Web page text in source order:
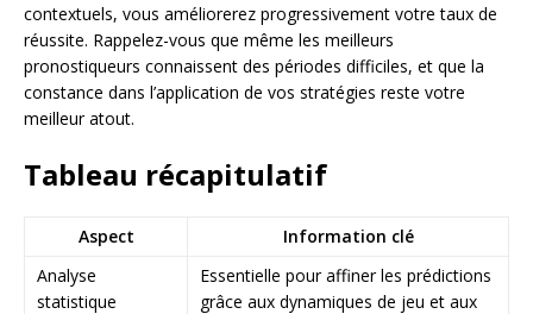
contextuels, vous améliorerez progressivement votre taux de
réussite. Rappelez-vous que même les meilleurs
pronostiqueurs connaissent des périodes difficiles, et que la
constance dans l’application de vos stratégies reste votre
meilleur atout.
Tableau récapitulatif
Aspect
Information clé
Analyse
statistique
Essentielle pour affiner les prédictions
grâce aux dynamiques de jeu et aux